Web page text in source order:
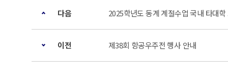
다음 2025학년도 동계 계절수업 국내 타대
이전 제38회 항공우주전 행사 안내